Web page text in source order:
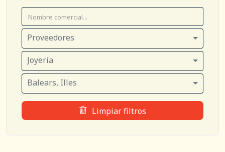
Proveedores
Joyería
Balears, Illes
Limpiar filtros